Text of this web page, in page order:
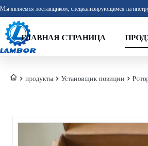
Мы являемся поставщиком, специализирующимся на
ГЛАВНАЯ СТРАНИЦА
продукты Установщик позиции